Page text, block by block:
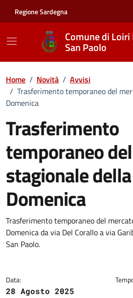
Regione Sardegna
Comune di
San Paolo
Home / Novità / Avvisi
/ Trasferimento temporaneo del
Domenica
Trasferimento
temporaneo
stagionale della
Domenica
Dettagli della
Trasferimento temporaneo del
Domenica da via Del Corallo a via
San Paolo.
Data:
28 Agosto 2025